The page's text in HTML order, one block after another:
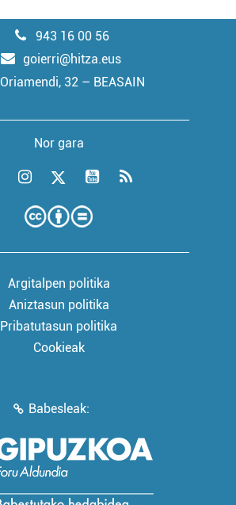
943 16 00 56
goierri@hitza.eus
Oriamendi, 32 – BEASAIN
Nor gara
Argitalpen politika
Aniztasun politika
Pribatutasun politika
Cookieak
Babesleak: